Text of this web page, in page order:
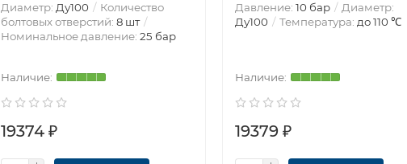
Диаметр: Ду100
Количество
болтовых отверстий: 8 шт
Номинальное давление: 25 бар
19374 ₽
Давление: 10 бар
Диаметр:
Ду100
Температура: до 110 ℃
19379 ₽